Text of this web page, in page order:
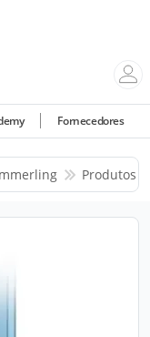
Fornecedores
Produtos